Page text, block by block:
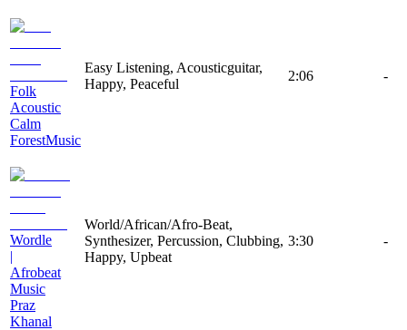
Folk
Acoustic
Calm
ForestMusic
Easy Listening, Acousticguitar,
Happy, Peaceful
2:06 -
Wordle
|
Afrobeat
Music
Praz
Khanal
World/African/Afro-Beat,
Synthesizer, Percussion, Clubbing,
Happy, Upbeat
3:30 -